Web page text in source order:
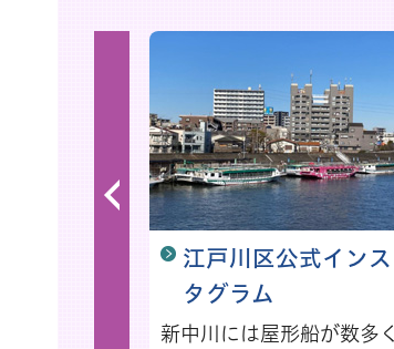
江戸川区公式インス
タグラム
新中川には屋形船が数多く